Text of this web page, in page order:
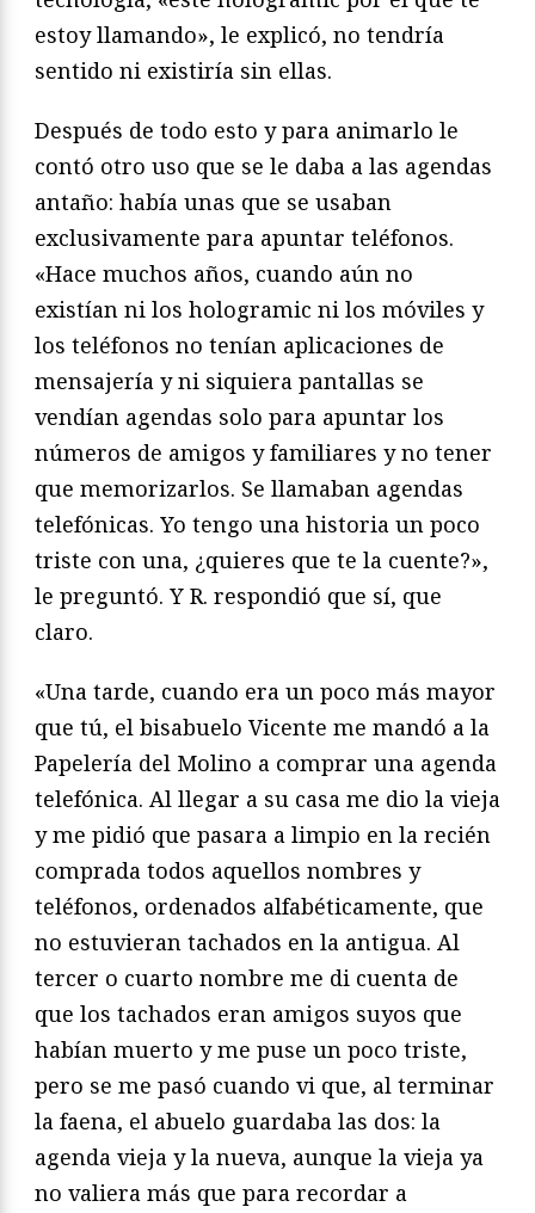
estoy llamando», le explicó, no tendría
sentido ni existiría sin ellas.
Después de todo esto y para animarlo le
contó otro uso que se le daba a las agendas
antaño: había unas que se usaban
exclusivamente para apuntar teléfonos.
«Hace muchos años, cuando aún no
existían ni los hologramic ni los móviles y
los teléfonos no tenían aplicaciones de
mensajería y ni siquiera pantallas se
vendían agendas solo para apuntar los
números de amigos y familiares y no tener
que memorizarlos. Se llamaban agendas
telefónicas. Yo tengo una historia un poco
triste con una, ¿quieres que te la cuente?»,
le preguntó. Y R. respondió que sí, que
claro.
«Una tarde, cuando era un poco más mayor
que tú, el bisabuelo Vicente me mandó a la
Papelería del Molino a comprar una agenda
telefónica. Al llegar a su casa me dio la vieja
y me pidió que pasara a limpio en la recién
comprada todos aquellos nombres y
teléfonos, ordenados alfabéticamente, que
no estuvieran tachados en la antigua. Al
tercer o cuarto nombre me di cuenta de
que los tachados eran amigos suyos que
habían muerto y me puse un poco triste,
pero se me pasó cuando vi que, al terminar
la faena, el abuelo guardaba las dos: la
agenda vieja y la nueva, aunque la vieja ya
no valiera más que para recordar a